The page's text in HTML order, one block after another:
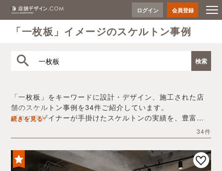
ログイン 会員登録
「一枚板」イメージのスケルトン事例
「一枚板」をキーワードに設計・デザイン、施工された店
舗のスケルトン事例を34件ご紹介しています。
プロのデザイナーが手掛けたスケルトンの実績を、豊富な
デザイン内装会社探しや費用感の把握など、「一枚板」の
店舗イメージを固めるヒントとしてぜひお役立てくださ
い。
続きを見る
34件